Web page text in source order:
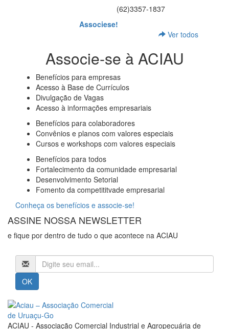
(62)3357-1837
Associese!
Ver todos
Associe-se à ACIAU
Benefícios para empresas
Acesso à Base de Currículos
Divulgação de Vagas
Acesso à informações empresariais
Benefícios para colaboradores
Convênios e planos com valores especiais
Cursos e workshops com valores especiais
Benefícios para todos
Fortalecimento da comunidade empresarial
Desenvolvimento Setorial
Fomento da competititvade empresarial
Conheça os benefícios e associe-se!
ASSINE NOSSA NEWSLETTER
e fique por dentro de tudo o que acontece na ACIAU
ACIAU - Associação Comercial Industrial e Agropecuária de